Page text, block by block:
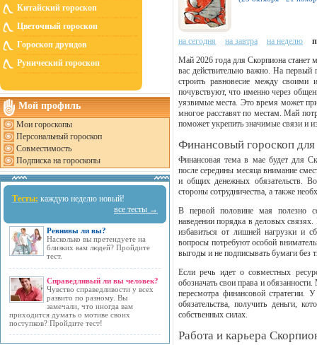
Китайский гороскоп
Цветочный гороскоп
Гороскоп друидов
Рунический гороскоп
Мой профиль
Мои гороскопы
Персональный гороскоп
Совместимость
Подписка на гороскопы
Тесты: каждую неделю новый!
все тесты →
Ревнивы ли вы?
Насколько вы претендуете на
близких вам людей? Пройдите
тест.
Справедливый ли вы человек?
Чувство справедливости у всех
развито по разному. Вы
замечали, что иногда вам
приходится думать о мотиве своих
поступков? Пройдите тест!
на сегодня на завтра на неделю
Май 2026 года для Скорпиона станет
вас действительно важно. На
строить равновесие между своими
почувствуют, что именно через
уязвимые места. Это время может
многое расставят по местам. Май
поможет укрепить значимые связи и
Финансовый гороскоп
Финансовая тема в мае будет для
после середины месяца внимание
и общих денежных обязательств.
стороны сотрудничества, а также
В первой половине мая полезно
наведении порядка в деловых
избавиться от лишней нагрузки и
вопросы потребуют особой
выгоды и не подписывать бумаги без
Если речь идет о совместных
обозначать свои права и
пересмотра финансовой стратегии.
обязательства, получить деньги,
собственных силах.
Работа и карьера